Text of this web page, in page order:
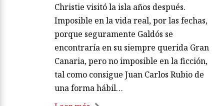
Christie visitó la isla años después.
Imposible en la vida real, por las fechas,
porque seguramente Galdós se
encontraría en su siempre querida Gran
Canaria, pero no imposible en la ficción,
tal como consigue Juan Carlos Rubio de
una forma hábil…